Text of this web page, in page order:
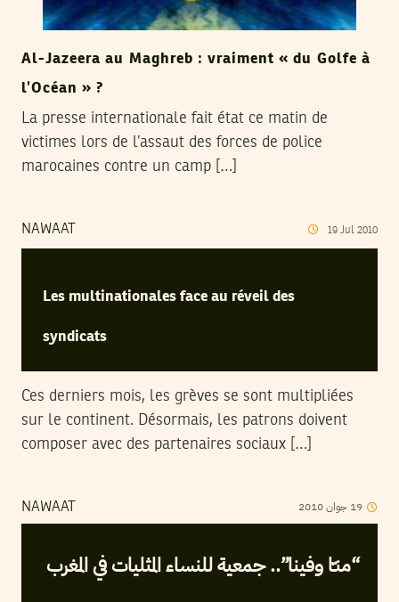
Al-Jazeera au Maghreb : vraiment « du Golfe à
l’Océan » ?
La presse internationale fait état ce matin de
victimes lors de l’assaut des forces de police
marocaines contre un camp […]
NAWAAT 19 Jul 2010
Les multinationales face au réveil des
syndicats
Ces derniers mois, les grèves se sont multipliées
sur le continent. Désormais, les patrons doivent
composer avec des partenaires sociaux […]
NAWAAT 19 جوان2010
“منـّا وفينا”.. جمعية للنساء المثليات في المغرب